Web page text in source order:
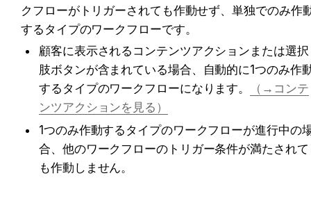
クフローがトリガーされても作動せず、単独でのみ作
するタイプのワークフローです。
顧客に表示されるコンテンツアクションまたは選択
肢ボタンが含まれている場合、自動的に1つのみ作
するタイプのワークフローになります。
（→コンテ
ンツアクションを見る）
1つのみ作動するタイプのワークフローが進行中の
合、他のワークフローのトリガー条件が満たされて
も作動しません。